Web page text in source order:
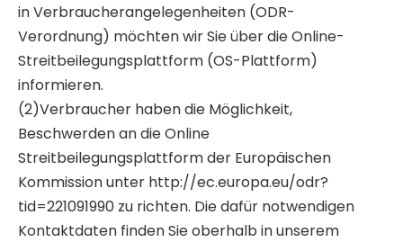
in Verbraucherangelegenheiten (ODR-
Verordnung) möchten wir Sie über die Online-
Streitbeilegungsplattform (OS-Plattform)
informieren.
(2)Verbraucher haben die Möglichkeit,
Beschwerden an die Online
Streitbeilegungsplattform der Europäischen
Kommission unter http://ec.europa.eu/odr?
tid=221091990 zu richten. Die dafür notwendigen
Kontaktdaten finden Sie oberhalb in unserem